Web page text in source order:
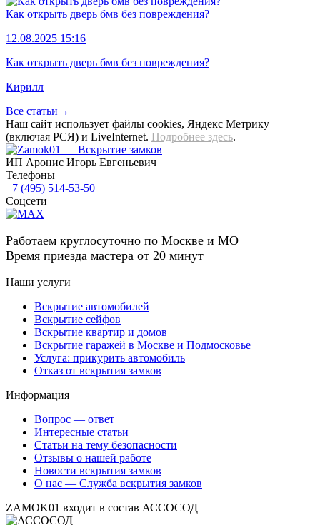
Как открыть дверь бмв без повреждения?
12.08.2025 15:16
Как открыть дверь бмв без повреждения?
Кирилл
Все статьи→
Наш сайт использует файлы cookies, Яндекс Метрику
(включая РСЯ) и LiveInternet. Подробнее здесь.
ИП Аронис Игорь Евгеньевич
Телефоны
+7 (495) 514-53-50
Соцсети
Работаем круглосуточно по Москве и МО
Время приезда мастера от 20 минут
Наши услуги
Вскрытие автомобилей
Вскрытие сейфов
Вскрытие квартир и домов
Вскрытие гаражей в Москве и Подмосковье
Услуга: прикурить автомобиль
Отказ от вскрытия замков
Информация
Вопрос — ответ
Интересные статьи
Статьи на тему безопасности
Отзывы о нашей работе
Новости вскрытия замков
О нас — Служба вскрытия замков
ZAMOK01 входит в состав АССОСОД